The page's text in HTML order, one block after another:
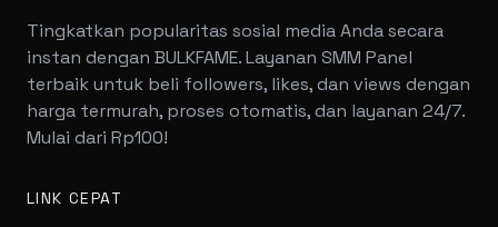
Tingkatkan popularitas sosial media Anda secara
instan dengan BULKFAME. Layanan SMM Panel
terbaik untuk beli followers, likes, dan views dengan
harga termurah, proses otomatis, dan layanan 24/7.
Mulai dari Rp100!
LINK CEPAT